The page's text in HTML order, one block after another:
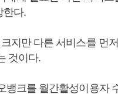
한다.
지만 다른 서비스를 먼
것이다.
크를 월간활성이용자